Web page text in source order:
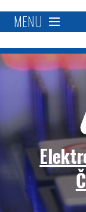
MENU
O nás
Proč se stát
Členská základna
Přímá podpora
Aktivity